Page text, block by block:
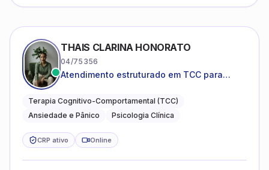
THAIS CLARINA HONORATO
04/75356
Atendimento estruturado em TCC para
excessiva
Terapia Cognitivo-Comportamental (TCC)
Ansiedade e Pânico
Psicologia Clínica
CRP ativo Online